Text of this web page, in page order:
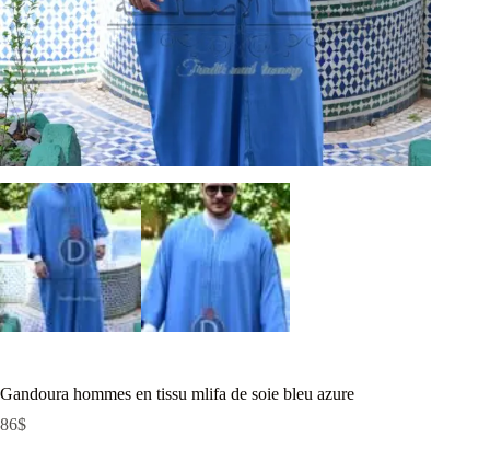
Gandoura hommes en tissu mlifa de soie bleu azure
86$